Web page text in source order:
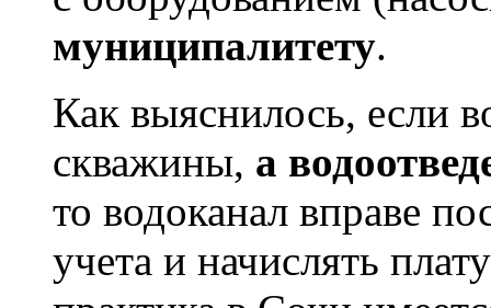
муниципалитету.
Как выяснилось, если
скважины, а
то водоканал вправе
учета и начислять